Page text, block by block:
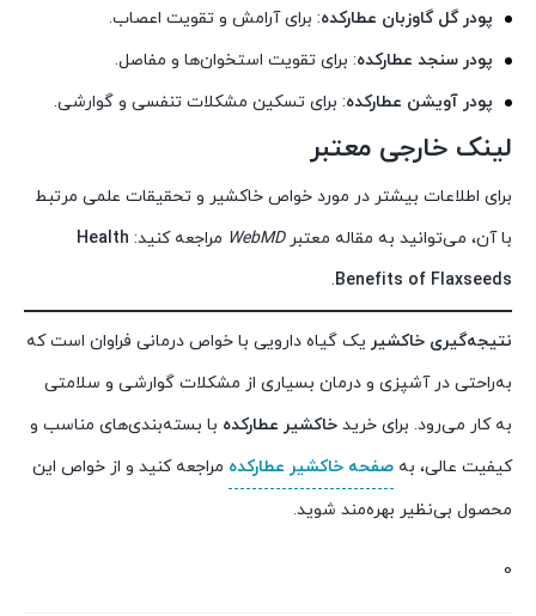
پودر گل گاوزبان عطارکده: برای آرامش و تقویت اعصاب.
پودر سنجد عطارکده: برای تقویت استخوان‌ها و مفاصل.
پودر آویشن عطارکده: برای تسکین مشکلات تنفسی و گوارشی.
لینک خارجی معتبر
برای اطلاعات بیشتر در مورد خواص خاکشیر و تحقیقات علمی مرتبط
با آن، می‌توانید به مقاله معتبرWebMD مراجعه کنید: Health
Benefits of Flaxseeds
.
نتیجه‌گیری خاکشیر یک گیاه دارویی با خواص درمانی فراوان است که
به‌راحتی در آشپزی و درمان بسیاری از مشکلات گوارشی و سلامتی
به کار می‌رود. برای خرید خاکشیر عطارکده با بسته‌بندی‌های مناسب و
کیفیت عالی، به صفحه خاکشیر عطارکده مراجعه کنید و از خواص این
محصول بی‌نظیر بهره‌مند شوید.
0